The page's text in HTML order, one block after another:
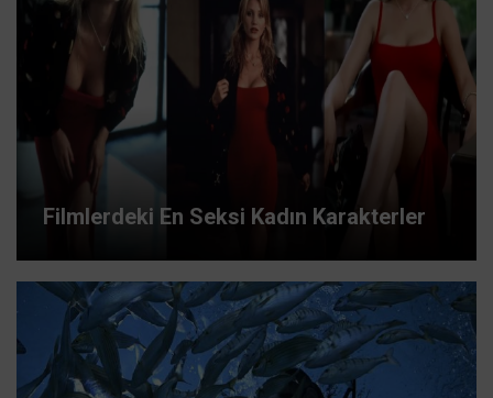
Filmlerdeki En Seksi Kadın Karakterler